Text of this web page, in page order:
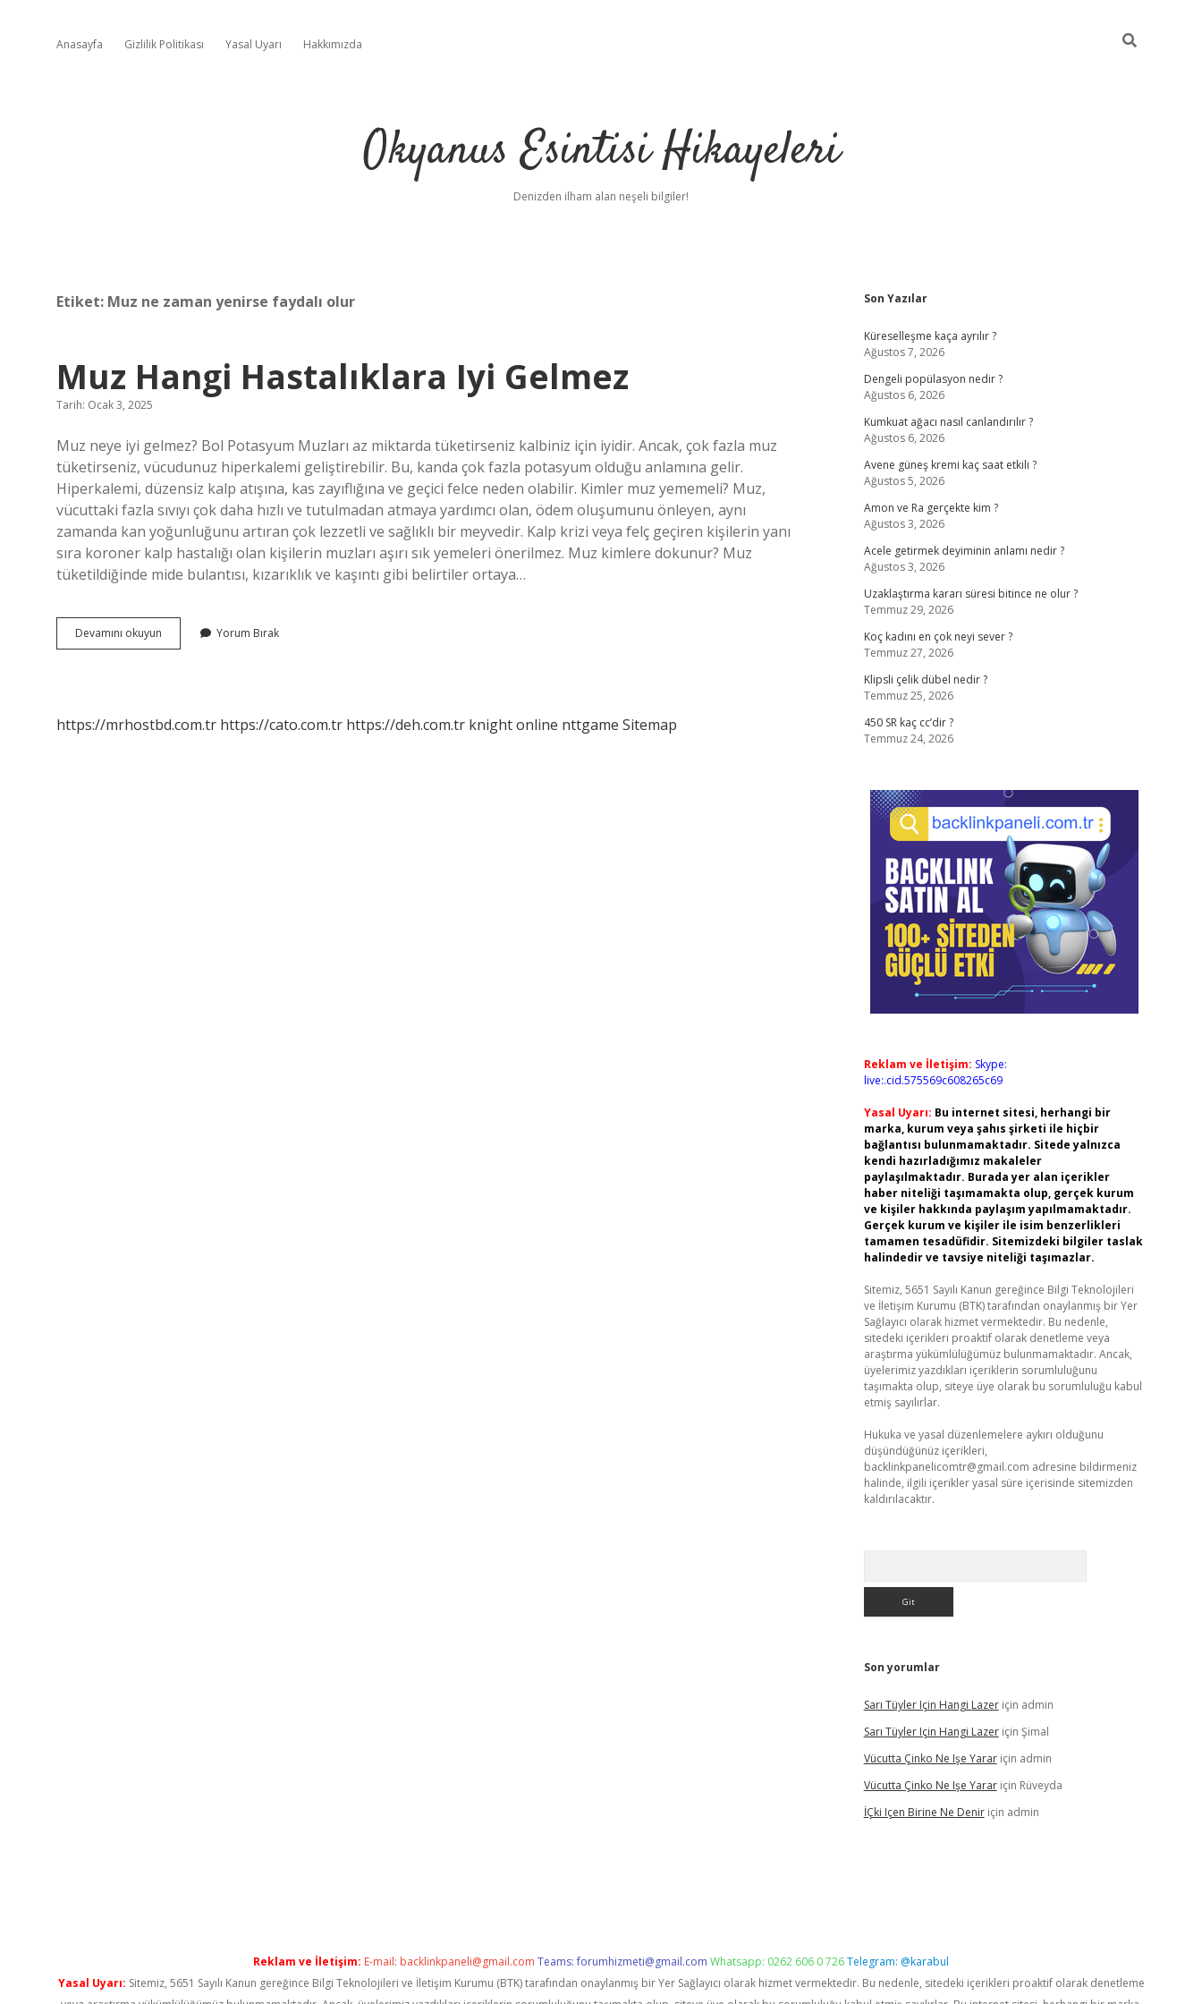
Anasayfa Gizlilik Politikası Yasal Uyarı Hakkımızda
Okyanus Esintisi Hikayeleri
Denizden ilham alan neşeli bilgiler!
Etiket: Muz ne zaman yenirse faydalı olur
Muz Hangi Hastalıklara Iyi Gelmez
Tarih: Ocak 3, 2025
Muz neye iyi gelmez? Bol Potasyum Muzları az miktarda tüketirseniz kalbiniz için iyidir. Ancak, çok fazla muz
tüketirseniz, vücudunuz hiperkalemi geliştirebilir. Bu, kanda çok fazla potasyum olduğu anlamına gelir.
Hiperkalemi, düzensiz kalp atışına, kas zayıflığına ve geçici felce neden olabilir. Kimler muz yememeli? Muz,
vücuttaki fazla sıvıyı çok daha hızlı ve tutulmadan atmaya yardımcı olan, ödem oluşumunu önleyen, aynı
zamanda kan yoğunluğunu artıran çok lezzetli ve sağlıklı bir meyvedir. Kalp krizi veya felç geçiren kişilerin yanı
sıra koroner kalp hastalığı olan kişilerin muzları aşırı sık yemeleri önerilmez. Muz kimlere dokunur? Muz
tüketildiğinde mide bulantısı, kızarıklık ve kaşıntı gibi belirtiler ortaya…
Devamını okuyun
Hangi
Yorum Bırak
https://mrhostbd.com.tr https://cato.com.tr https://deh.com.tr knight online nttgame Sitemap
Sidebar
Son Yazılar
Küreselleşme kaça ayrılır ?
Ağustos 7, 2026
Dengeli popülasyon nedir ?
Ağustos 6, 2026
Kumkuat ağacı nasıl canlandırılır ?
Ağustos 6, 2026
Avene güneş kremi kaç saat etkili ?
Ağustos 5, 2026
Amon ve Ra gerçekte kim ?
Ağustos 3, 2026
Acele getirmek deyiminin anlamı nedir ?
Ağustos 3, 2026
Uzaklaştırma kararı süresi bitince ne olur ?
Temmuz 29, 2026
Koç kadını en çok neyi sever ?
Temmuz 27, 2026
Klipsli çelik dübel nedir ?
Temmuz 25, 2026
450 SR kaç cc’dir ?
Temmuz 24, 2026
Reklam ve İletişim: Skype:
live:.cid.575569c608265c69
Yasal Uyarı: Bu internet sitesi, herhangi bir
marka, kurum veya şahıs şirketi ile hiçbir
bağlantısı bulunmamaktadır. Sitede yalnızca
kendi hazırladığımız makaleler
paylaşılmaktadır. Burada yer alan içerikler
haber niteliği taşımamakta olup, gerçek kurum
ve kişiler hakkında paylaşım yapılmamaktadır.
Gerçek kurum ve kişiler ile isim benzerlikleri
tamamen tesadüfidir. Sitemizdeki bilgiler taslak
halindedir ve tavsiye niteliği taşımazlar.
Sitemiz, 5651 Sayılı Kanun gereğince Bilgi Teknolojileri
ve İletişim Kurumu (BTK) tarafından onaylanmış bir Yer
Sağlayıcı olarak hizmet vermektedir. Bu nedenle,
sitedeki içerikleri proaktif olarak denetleme veya
araştırma yükümlülüğümüz bulunmamaktadır. Ancak,
üyelerimiz yazdıkları içeriklerin sorumluluğunu
taşımakta olup, siteye üye olarak bu sorumluluğu kabul
etmiş sayılırlar.
Hukuka ve yasal düzenlemelere aykırı olduğunu
düşündüğünüz içerikleri,
backlinkpanelicomtr@gmail.com adresine bildirmeniz
halinde, ilgili içerikler yasal süre içerisinde sitemizden
kaldırılacaktır.
Son yorumlar
Sarı Tüyler Için Hangi Lazeriçin admin
Sarı Tüyler Için Hangi Lazeriçin Şimal
Vücutta Çinko Ne Işe Yarariçin admin
Vücutta Çinko Ne Işe Yarariçin Rüveyda
İÇki Içen Birine Ne Deniriçin admin
Reklam ve İletişim: E-mail: backlinkpaneli@gmail.com Teams:forumhizmeti@gmail.com Whatsapp: 0262 606 0 726Telegram: @karabul
Yasal Uyarı: Sitemiz, 5651 Sayılı Kanun gereğince Bilgi Teknolojileri ve İletişim Kurumu (BTK) tarafından onaylanmış bir Yer Sağlayıcı olarak hizmet vermektedir. Bu nedenle, sitedeki içerikleri proaktif olarak denetleme